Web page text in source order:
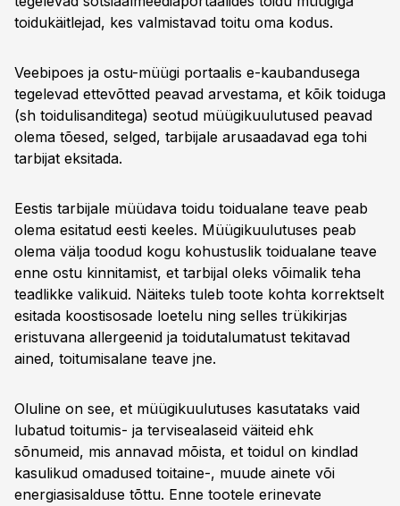
toidukäitlejad, kes valmistavad toitu oma kodus.
Veebipoes ja ostu-müügi portaalis e-kaubandusega
tegelevad ettevõtted peavad arvestama, et kõik toiduga
(sh toidulisanditega) seotud müügikuulutused peavad
olema tõesed, selged, tarbijale arusaadavad ega tohi
tarbijat eksitada.
Eestis tarbijale müüdava toidu toidualane teave peab
olema esitatud eesti keeles. Müügikuulutuses peab
olema välja toodud kogu kohustuslik toidualane teave
enne ostu kinnitamist, et tarbijal oleks võimalik teha
teadlikke valikuid. Näiteks tuleb toote kohta korrektselt
esitada koostisosade loetelu ning selles trükikirjas
eristuvana allergeenid ja toidutalumatust tekitavad
ained, toitumisalane teave jne.
Oluline on see, et müügikuulutuses kasutataks vaid
lubatud toitumis- ja tervisealaseid väiteid ehk
sõnumeid, mis annavad mõista, et toidul on kindlad
kasulikud omadused toitaine-, muude ainete või
energiasisalduse tõttu. Enne tootele erinevate